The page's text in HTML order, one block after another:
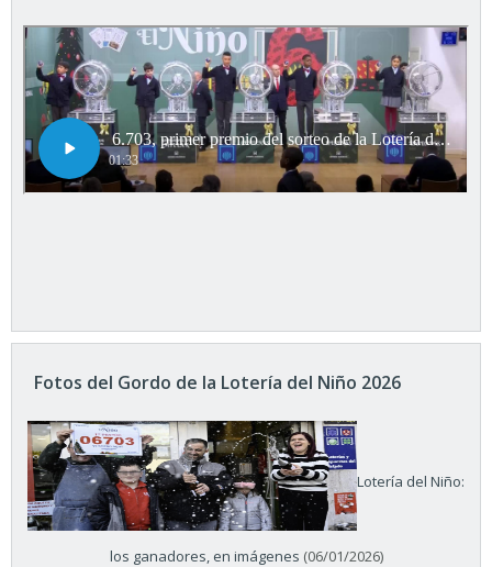
Fotos del Gordo de la Lotería del Niño 2026
Lotería del Niño:
los ganadores, en imágenes (06/01/2026)